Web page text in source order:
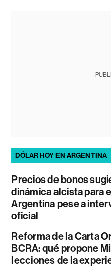
DÓLAR HOY EN ARGENTINA
Precios de bonos
dinámica alcista para
Argentina pese a
oficial
Reforma de la Carta
BCRA: qué propone
lecciones de la